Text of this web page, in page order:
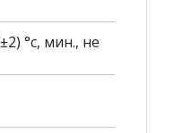
°с, мин., не